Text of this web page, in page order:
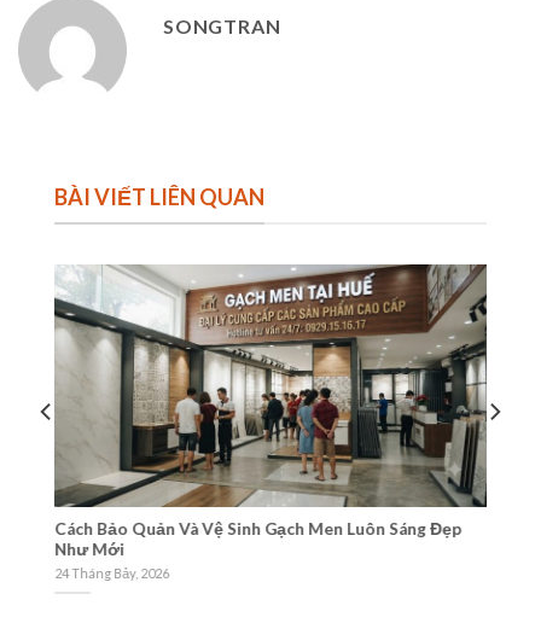
SONGTRAN
BÀI VIẾT LIÊN QUAN
Cách Bảo Quản Và Vệ Sinh Gạch Men Luôn Sáng Đẹp
Như Mới
24 Tháng Bảy, 2026